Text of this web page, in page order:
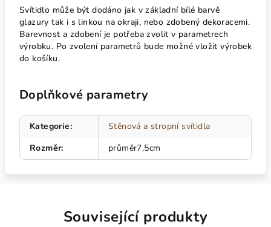
Svítidlo může být dodáno jak v základní bílé barvě
glazury tak i s linkou na okraji, nebo zdobený dekoracemi.
Barevnost a zdobení je potřeba zvolit v parametrech
výrobku. Po zvolení parametrů bude možné vložit výrobek
do košíku.
Doplňkové parametry
Kategorie:
Stěnová a stropní svítidla
Rozměr: průměr7,5cm
Související produkty